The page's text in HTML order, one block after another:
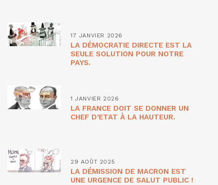
17 JANVIER 2026
LA DÉMOCRATIE DIRECTE EST LA
SEULE SOLUTION POUR NOTRE
PAYS.
1 JANVIER 2026
LA FRANCE DOIT SE DONNER UN
CHEF D’ETAT À LA HAUTEUR.
29 AOÛT 2025
LA DÉMISSION DE MACRON EST
UNE URGENCE DE SALUT PUBLIC !